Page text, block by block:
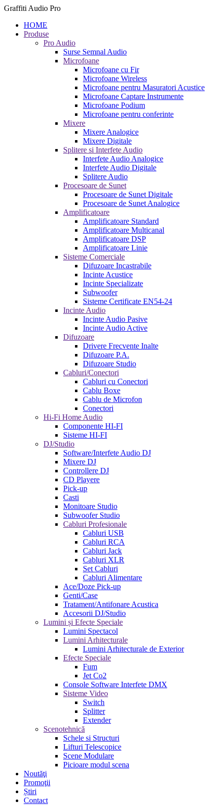
Graffiti Audio Pro
HOME
Produse
Pro Audio
Surse Semnal Audio
Microfoane
Microfoane cu Fir
Microfoane Wireless
Microfoane pentru Masuratori Acustice
Microfoane Captare Instrumente
Microfoane Podium
Microfoane pentru conferinte
Mixere
Mixere Analogice
Mixere Digitale
Splitere si Interfete Audio
Interfete Audio Analogice
Interfete Audio Digitale
Splitere Audio
Procesoare de Sunet
Procesoare de Sunet Digitale
Procesoare de Sunet Analogice
Amplificatoare
Amplificatoare Standard
Amplificatoare Multicanal
Amplificatoare DSP
Amplificatoare Linie
Sisteme Comerciale
Difuzoare Incastrabile
Incinte Acustice
Incinte Specializate
Subwoofer
Sisteme Certificate EN54-24
Incinte Audio
Incinte Audio Pasive
Incinte Audio Active
Difuzoare
Drivere Frecvente Inalte
Difuzoare P.A.
Difuzoare Studio
Cabluri/Conectori
Cabluri cu Conectori
Cablu Boxe
Cablu de Microfon
Conectori
Hi-Fi Home Audio
Componente HI-FI
Sisteme HI-FI
DJ/Studio
Software/Interfete Audio DJ
Mixere DJ
Controllere DJ
CD Playere
Pick-up
Casti
Monitoare Studio
Subwoofer Studio
Cabluri Profesionale
Cabluri USB
Cabluri RCA
Cabluri Jack
Cabluri XLR
Set Cabluri
Cabluri Alimentare
Ace/Doze Pick-up
Genti/Case
Tratament/Antifonare Acustica
Accesorii DJ/Studio
Lumini și Efecte Speciale
Lumini Spectacol
Lumini Arhitecturale
Lumini Arhitecturale de Exterior
Efecte Speciale
Fum
Jet Co2
Console Software Interfete DMX
Sisteme Video
Switch
Splitter
Extender
Scenotehnică
Schele si Structuri
Lifturi Telescopice
Scene Modulare
Picioare modul scena
Noutăţi
Promoţii
Știri
Contact